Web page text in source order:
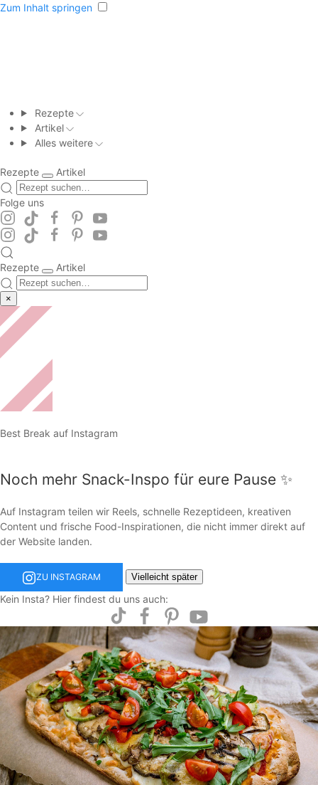
Zum Inhalt springen
Rezepte
Artikel
Alles weitere
Rezepte Artikel
Folge uns
Rezepte Artikel
×
Best Break auf Instagram
Noch mehr Snack-Inspo für eure Pause ✨
Auf Instagram teilen wir Reels, schnelle Rezeptideen, kreativen
Content und frische Food-Inspirationen, die nicht immer direkt auf
der Website landen.
ZU INSTAGRAM Vielleicht später
Kein Insta? Hier findest du uns auch: